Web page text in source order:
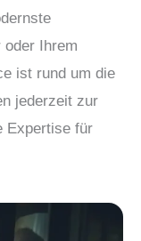
oder Ihrem
ist rund um die
jederzeit zur
Expertise für